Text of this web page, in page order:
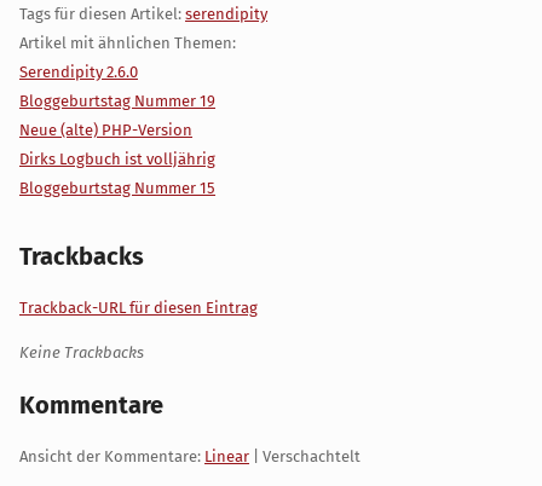
Tags für diesen Artikel: serendipity
Artikel mit ähnlichen Themen:
Serendipity 2.6.0
Bloggeburtstag Nummer 19
Neue (alte) PHP-Version
Dirks Logbuch ist volljährig
Bloggeburtstag Nummer 15
Trackbacks
Trackback-URL für diesen Eintrag
Keine Trackbacks
Kommentare
Ansicht der Kommentare: Linear | Verschachtelt